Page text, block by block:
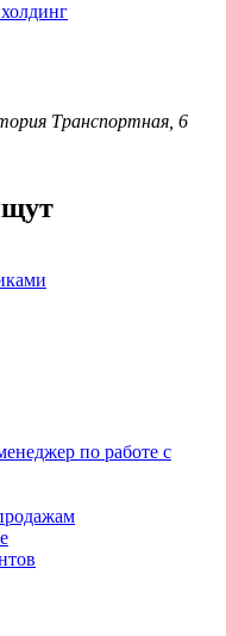
Транспортная, 6
по работе с